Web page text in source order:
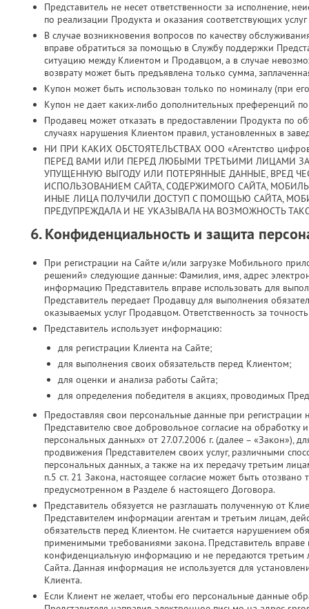
Представитель не несет ответственности за исполнение,
по реализации Продукта и оказания соответствующих
В случае возникновения вопросов по качеству
вправе обратиться за помощью в Службу поддержки
ситуацию между Клиентом и Продавцом, а в случае
возврату может быть предъявлена только сумма,
Купон может быть использован только по номиналу (при
Купон не дает каких-либо дополнительных преференций
Продавец может отказать в предоставлении Продукта по
случаях нарушения Клиентом правил, установленных в
НИ ПРИ КАКИХ ОБСТОЯТЕЛЬСТВАХ ООО «Агентство
ПЕРЕД ВАМИ ИЛИ ПЕРЕД ЛЮБЫМИ ТРЕТЬИМИ ЛИЦАМИ
УПУЩЕННУЮ ВЫГОДУ ИЛИ ПОТЕРЯННЫЕ ДАННЫЕ, ВРЕД
ИСПОЛЬЗОВАНИЕМ САЙТА, СОДЕРЖИМОГО САЙТА,
ИНЫЕ ЛИЦА ПОЛУЧИЛИ ДОСТУП С ПОМОЩЬЮ САЙТА,
ПРЕДУПРЕЖДАЛА И НЕ УКАЗЫВАЛА НА ВОЗМОЖНОСТЬ
6. Конфиденциальность и защита
При регистрации на Сайте и/или загрузке Мобильного
решений» следующие данные: Фамилия, имя, адрес
информацию Представитель вправе использовать для
Представитель передает Продавцу для выполнения
оказываемых услуг Продавцом. Ответственность за
Представитель использует информацию:
для регистрации Клиента на Сайте;
для выполнения своих обязательств перед Клиентом;
для оценки и анализа работы Сайта;
для определения победителя в акциях, проводимых
Предоставляя свои персональные данные при
Представителю свое добровольное согласие на обработку
персональных данных» от 27.07.2006 г. (далее – «Закон»),
продвижения Представителем своих услуг, различными
персональных данных, а также на их передачу третьим
п.5 ст. 21 Закона, настоящее согласие может быть
предусмотренном в Разделе 6 настоящего Договора.
Представитель обязуется не разглашать полученную от
Представителем информации агентам и третьим лицам,
обязательств перед Клиентом. Не считается нарушением
применимыми требованиями закона. Представитель вправе
конфиденциальную информацию и не передаются третьим
Сайта. Данная информация не используется для
Клиента.
Если Клиент не желает, чтобы его персональные данные